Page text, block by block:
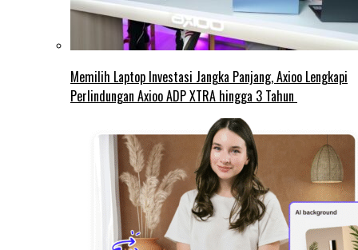
Memilih Laptop Investasi Jangka Panjang, Axioo Lengkapi
Perlindungan Axioo ADP XTRA hingga 3 Tahun